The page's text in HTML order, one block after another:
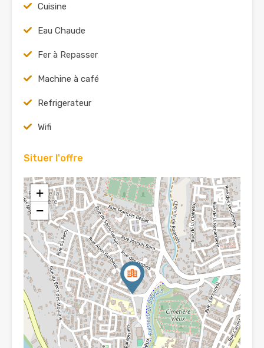
Cuisine
Eau Chaude
Fer à Repasser
Machine à café
Refrigerateur
Wifi
Situer l'offre
+
−